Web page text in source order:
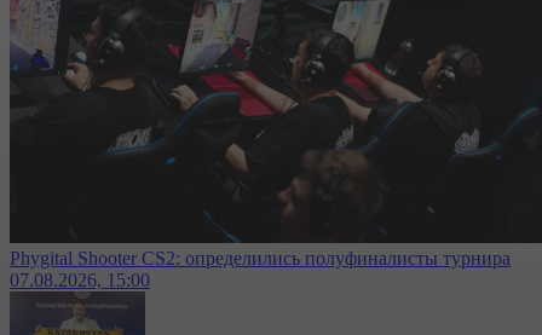
Phygital Shooter CS2: определились полуфиналисты турнира
07.08.2026, 15:00